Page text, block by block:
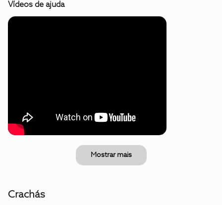
Vídeos de ajuda
Mostrar mais
Crachás